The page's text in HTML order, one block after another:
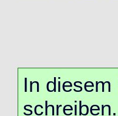
In
schreiben.